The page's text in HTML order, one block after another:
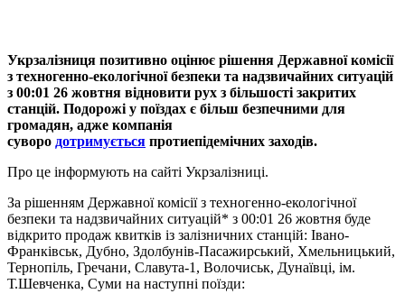
Укрзалізниця позитивно оцінює рішення Державної комісії
з техногенно-екологічної безпеки та надзвичайних ситуацій
з 00:01 26 жовтня відновити рух з більшості закритих
станцій. Подорожі у поїздах є більш безпечними для
громадян, адже компанія
суворо дотримується протиепідемічних заходів.
Про це інформують на сайті Укрзалізниці.
За рішенням Державної комісії з техногенно-екологічної
безпеки та надзвичайних ситуацій* з 00:01 26 жовтня буде
відкрито продаж квитків із залізничних станцій: Івано-
Франківськ, Дубно, Здолбунів-Пасажирський, Хмельницький,
Тернопіль, Гречани, Славута-1, Волочиськ, Дунаївці, ім.
Т.Шевченка, Суми на наступні поїзди: